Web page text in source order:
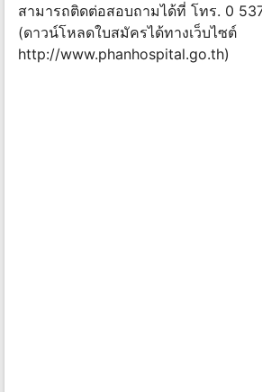
สามารถติดต่อสอบถามได้ที่ โทร. 0
(ดาวน์โหลดใบสมัครได้ทางเว็บไซต์
http://www.phanhospital.go.th)